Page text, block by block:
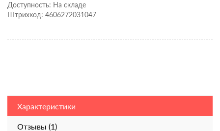
Доступность: На складе
Штрихкод: 4606272031047
Характеристики
Отзывы (1)